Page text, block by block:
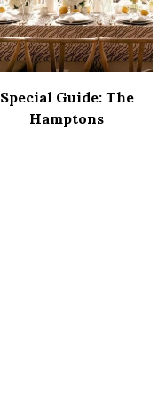
Special Guide: The
Hamptons